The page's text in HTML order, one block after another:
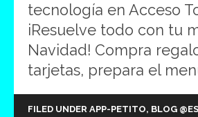
tecnología en Acceso
iResuelve todo con tu
Navidad! Compra
tarjetas, prepara el
FILED UNDER APP-PETITO, BLOG @ES